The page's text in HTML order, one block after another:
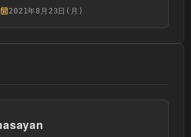
2021年8月23日(月)